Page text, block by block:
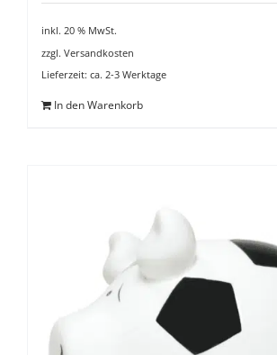
inkl. 20 % MwSt.
zzgl. Versandkosten
Lieferzeit: ca. 2-3 Werktage
In den Warenkorb